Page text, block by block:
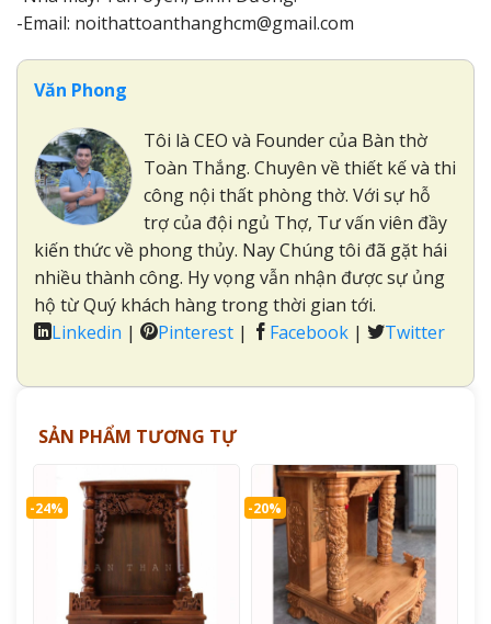
-Email: noithattoanthanghcm@gmail.com
Văn Phong
Tôi là CEO và Founder của Bàn thờ
Toàn Thắng. Chuyên về thiết kế và thi
công nội thất phòng thờ. Với sự hỗ
trợ của đội ngủ Thợ, Tư vấn viên đầy
kiến thức về phong thủy. Nay Chúng tôi đã gặt hái
nhiều thành công. Hy vọng vẫn nhận được sự ủng
hộ từ Quý khách hàng trong thời gian tới.
Linkedin | Pinterest | Facebook | Twitter
SẢN PHẨM TƯƠNG TỰ
-24% -20%